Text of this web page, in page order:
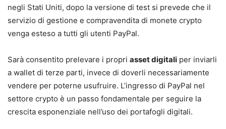
negli Stati Uniti, dopo la versione di test si prevede che il
servizio di gestione e compravendita di monete crypto
venga esteso a tutti gli utenti PayPal.
Sarà consentito prelevare i propri asset digitali per inviarli
a wallet di terze parti, invece di doverli necessariamente
vendere per poterne usufruire. L’ingresso di PayPal nel
settore crypto è un passo fondamentale per seguire la
crescita esponenziale nell’uso dei portafogli digitali.